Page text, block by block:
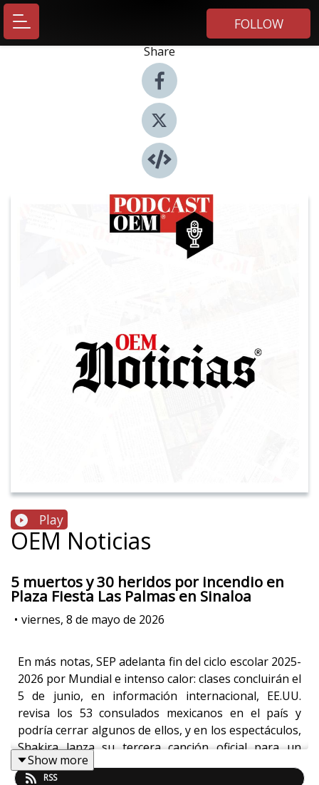
FOLLOW
Share
Play
OEM Noticias
5 muertos y 30 heridos por incendio en
Plaza Fiesta Las Palmas en Sinaloa
• viernes, 8 de mayo de 2026
En más notas, SEP adelanta fin del ciclo escolar 2025-
2026 por Mundial e intenso calor: clases concluirán el
5 de junio, en información internacional, EE.UU.
revisa los 53 consulados mexicanos en el país y
podría cerrar algunos de ellos, y en los espectáculos,
Shakira lanza su tercera canción oficial para un
Mundial
Show more
RSS